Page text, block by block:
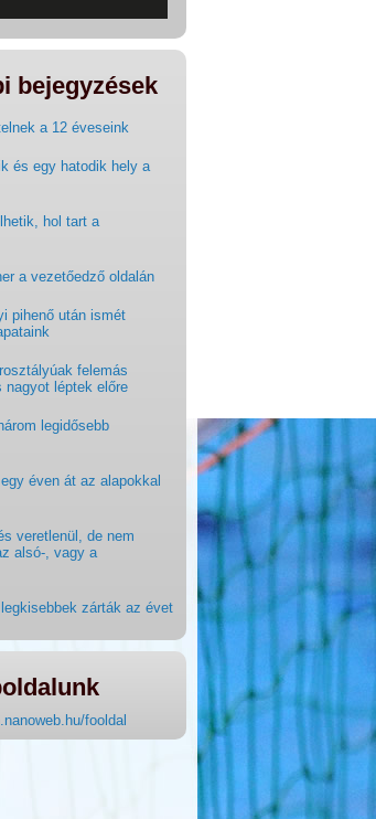
bejegyzések
a 12 éveseink
és egy hatodik hely a
hol tart a
a vezetőedző oldalán
pihenő után ismét
felemás
nagyot léptek előre
legidősebb
éven át az alapokkal
veretlenül, de nem
alsó-, vagy a
zárták az évet
fooldal